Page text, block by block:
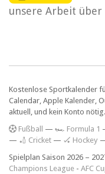
unsere Arbeit über
Kostenlose Sportkalender
Calendar, Apple Kalender,
aktuell, und kein Konto nötig.
Fußball — 🏎️ Formula 1
— 🏏 Cricket — 🏑 Hockey
Spielplan Saison 2026 –
Champions League - AFC